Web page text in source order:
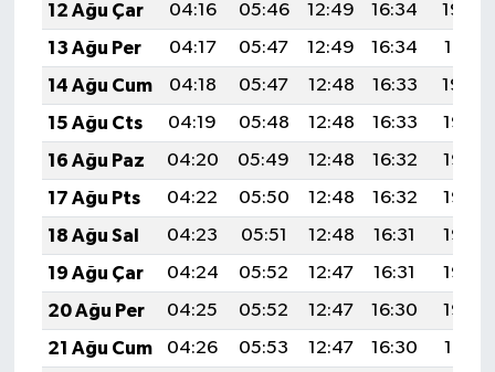
12 Ağu Çar
04:16 05:46 12:49 16:34
19:42
13 Ağu Per
04:17 05:47 12:49 16:34
19:41
14 Ağu Cum
04:18 05:47 12:48 16:33
19:40
15 Ağu Cts
04:19 05:48 12:48 16:33
19:38
16 Ağu Paz
04:20 05:49 12:48 16:32
19:37
17 Ağu Pts
04:22 05:50 12:48 16:32
19:36
18 Ağu Sal
04:23 05:51 12:48 16:31
19:35
19 Ağu Çar
04:24 05:52 12:47 16:31
19:33
20 Ağu Per
04:25 05:52 12:47 16:30
19:32
21 Ağu Cum
04:26 05:53 12:47 16:30
19:31